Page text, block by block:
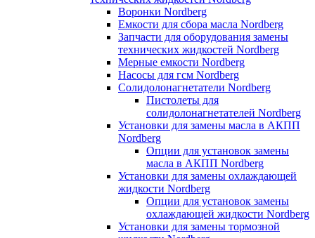
Воронки Nordberg
Емкости для сбора масла Nordberg
Запчасти для оборудования замены
технических жидкостей Nordberg
Мерные емкости Nordberg
Насосы для гсм Nordberg
Солидолонагнетатели Nordberg
Пистолеты для
солидолонагнетателей Nordberg
Установки для замены масла в АКПП
Nordberg
Опции для установок замены
масла в АКПП Nordberg
Установки для замены охлаждающей
жидкости Nordberg
Опции для установок замены
охлаждающей жидкости Nordberg
Установки для замены тормозной